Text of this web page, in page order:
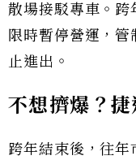
散場接駁專車。
限時暫停營運，
止進出。
不想擠爆？
跨年結束後，往